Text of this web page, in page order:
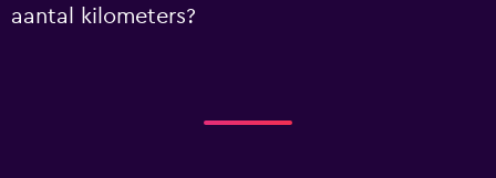
aantal kilometers?